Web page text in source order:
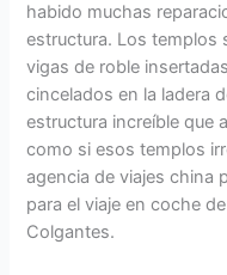
habido muchas
estructura. Los templos
vigas de roble
cincelados en la ladera
estructura increíble que
como si esos templos
agencia de viajes china
para el viaje en coche
Colgantes.